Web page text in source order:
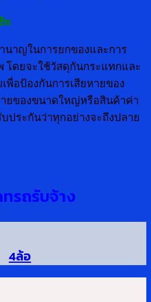
พ
นาญในการยกของและการ
โดยจะใช้วัสดุกันกระแทกและ
พื่อป้องกันการเสียหายของ
ายของขนาดใหญ่หรือสินค้าค่า
บประกันว่าทุกอย่างจะถึงปลาย
ทรถรับจ้าง
4ล้อ